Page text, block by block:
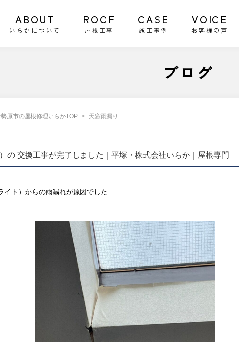
ABOUT
いらかについて
ROOF
屋根工事
CASE
施工事例
VOICE
お客様の声
ブログ
原市の屋根修理いらかTOP 天窓雨漏り
の 交換工事が完了しました｜平塚・株式会社いらか｜屋根専門
イト）からの雨漏れが原因でした